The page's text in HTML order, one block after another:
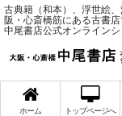
古典籍（和本）、浮世絵
阪・心斎橋筋にある古書店
中尾書店公式オンラインシ
ホーム トップページへ